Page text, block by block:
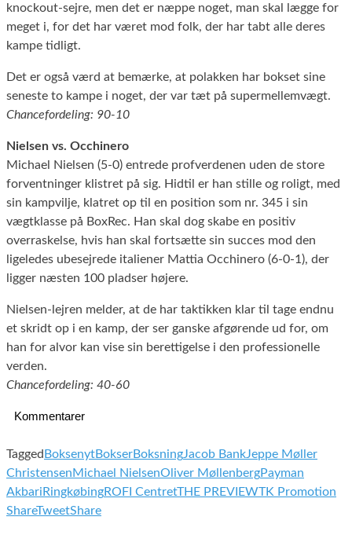
knockout-sejre, men det er næppe noget, man skal lægge for
meget i, for det har været mod folk, der har tabt alle deres
kampe tidligt.
Det er også værd at bemærke, at polakken har bokset sine
seneste to kampe i noget, der var tæt på supermellemvægt.
Chancefordeling: 90-10
Nielsen vs. Occhinero
Michael Nielsen (5-0) entrede profverdenen uden de store
forventninger klistret på sig. Hidtil er han stille og roligt, med
sin kampvilje, klatret op til en position som nr. 345 i sin
vægtklasse på BoxRec. Han skal dog skabe en positiv
overraskelse, hvis han skal fortsætte sin succes mod den
ligeledes ubesejrede italiener Mattia Occhinero (6-0-1), der
ligger næsten 100 pladser højere.
Nielsen-lejren melder, at de har taktikken klar til tage endnu
et skridt op i en kamp, der ser ganske afgørende ud for, om
han for alvor kan vise sin berettigelse i den professionelle
verden.
Chancefordeling: 40-60
Kommentarer
Tagged BoksenytBokserBoksningJacob BankJeppe Møller
ChristensenMichael NielsenOliver MøllenbergPayman
Akbari RingkøbingROFI CentretTHE PREVIEWTK Promotion
ShareTweetShare